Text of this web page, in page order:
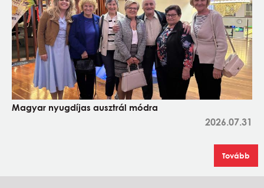
Magyar nyugdíjas ausztrál módra
2026.07.31
Tovább